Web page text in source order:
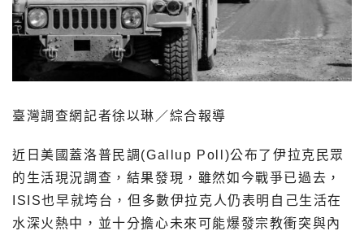
臺灣調查網記者徐以琳／綜合報導
近日美國蓋洛普民調(Gallup Poll)公布了伊拉克民眾
的生活現況調查，結果發現，雖然如今戰爭已過去，
ISIS也早就垮台，但多數伊拉克人仍表明自己生活在
水深火熱中，並十分擔心未來可能爆發宗教衝突與內